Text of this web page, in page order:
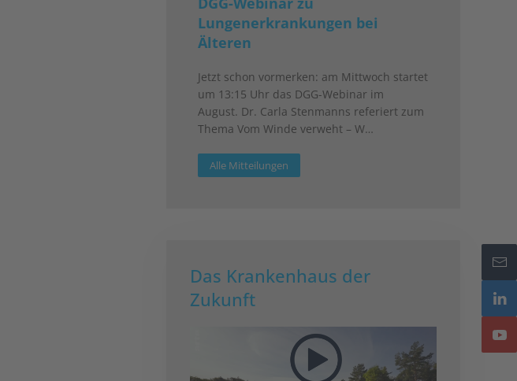
Lungenerkrankungen bei
Älteren
Jetzt schon vormerken: am Mittwoch startet
um 13:15 Uhr das DGG-Webinar im
August. Dr. Carla Stenmanns referiert zum
Thema Vom Winde verweht – W…
Alle Mitteilungen
Das Krankenhaus der
Zukunft